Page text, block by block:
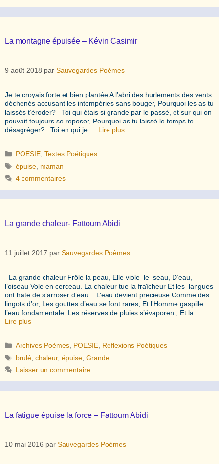
La montagne épuisée – Kévin Casimir
9 août 2018 par Sauvegardes Poèmes
Je te croyais forte et bien plantée A l’abri des hurlements des vents
déchénés accusant les intempéries sans bouger, Pourquoi les as tu
laissés t’éroder? Toi qui étais si grande par le passé, et sur qui on
pouvait toujours se reposer, Pourquoi as tu laissé le temps te
désagréger? Toi en qui je … Lire plus
Catégories
POESIE ,Textes Poétiques
Étiquettes
épuise maman
4 commentaires
La grande chaleur- Fattoum Abidi
11 juillet 2017 par Sauvegardes Poèmes
La grande chaleur Frôle la peau, Elle viole le seau, D’eau,
l’oiseau Vole en cerceau. La chaleur tue la fraîcheur Et les langues
ont hâte de s’arroser d’eau. L’eau devient précieuse Comme des
lingots d’or, Les gouttes d’eau se font rares, Et l’Homme gaspille
l’eau fondamentale. Les réserves de pluies s’évaporent, Et la …
Lire plus
Catégories
Archives Poèmes POESIE Réflexions Poétiques
Étiquettes
brulé ,chaleur,épuise ,Grande
Laisser un commentaire
La fatigue épuise la force – Fattoum Abidi
10 mai 2016 par Sauvegardes Poèmes